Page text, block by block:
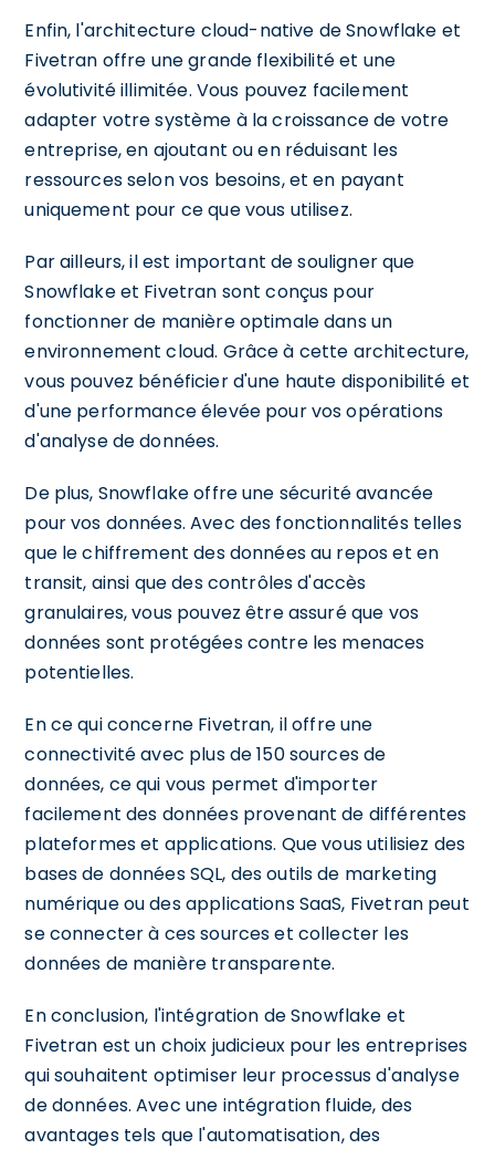
Enfin, l'architecture cloud-native de Snowflake et
Fivetran offre une grande flexibilité et une
évolutivité illimitée. Vous pouvez facilement
adapter votre système à la croissance de votre
entreprise, en ajoutant ou en réduisant les
ressources selon vos besoins, et en payant
uniquement pour ce que vous utilisez.
Par ailleurs, il est important de souligner que
Snowflake et Fivetran sont conçus pour
fonctionner de manière optimale dans un
environnement cloud. Grâce à cette architecture,
vous pouvez bénéficier d'une haute disponibilité et
d'une performance élevée pour vos opérations
d'analyse de données.
De plus, Snowflake offre une sécurité avancée
pour vos données. Avec des fonctionnalités telles
que le chiffrement des données au repos et en
transit, ainsi que des contrôles d'accès
granulaires, vous pouvez être assuré que vos
données sont protégées contre les menaces
potentielles.
En ce qui concerne Fivetran, il offre une
connectivité avec plus de 150 sources de
données, ce qui vous permet d'importer
facilement des données provenant de différentes
plateformes et applications. Que vous utilisiez des
bases de données SQL, des outils de marketing
numérique ou des applications SaaS, Fivetran peut
se connecter à ces sources et collecter les
données de manière transparente.
En conclusion, l'intégration de Snowflake et
Fivetran est un choix judicieux pour les entreprises
qui souhaitent optimiser leur processus d'analyse
de données. Avec une intégration fluide, des
avantages tels que l'automatisation, des